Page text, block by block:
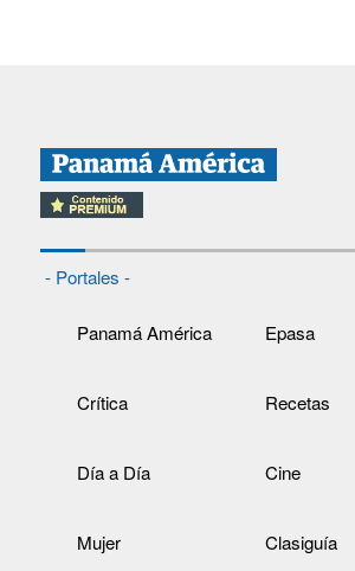
- Portales -
Panamá América Epasa
Crítica Recetas
Día a Día Cine
Mujer Clasiguía